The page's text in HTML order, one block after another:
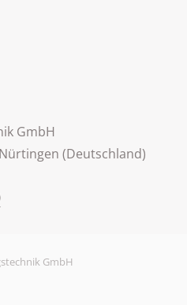
GmbH
(Deutschland)
GmbH